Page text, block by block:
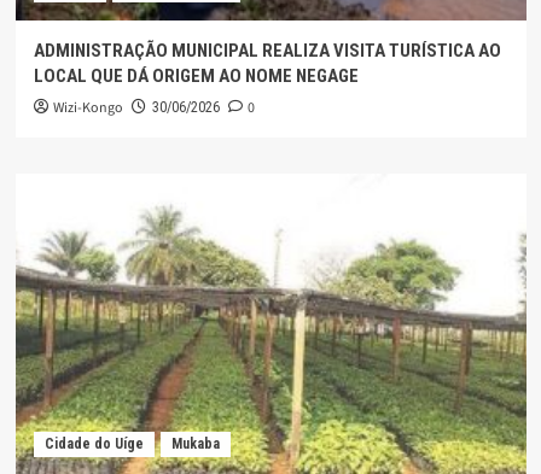
ADMINISTRAÇÃO MUNICIPAL REALIZA VISITA TURÍSTICA AO
LOCAL QUE DÁ ORIGEM AO NOME NEGAGE
Wizi-Kongo 30/06/2026 0
Cidade do Uíge Mukaba